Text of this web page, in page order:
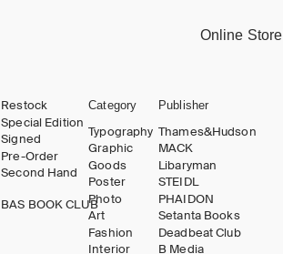
Online Store
Restock
Special Edition
Signed
Pre-Order
Second Hand
BAS BOOK CLUB
Category
Typography
Graphic
Goods
Poster
Photo
Art
Fashion
Interior
Publisher
Thames&Hudson
MACK
Libaryman
STEIDL
PHAIDON
Setanta Books
Deadbeat Club
B Media